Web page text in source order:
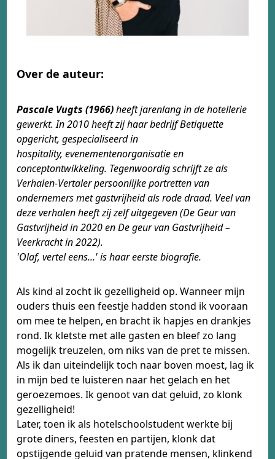
Over de auteur:
Pascale Vugts (1966)heeft jarenlang in de hotellerie
gewerkt. In 2010 heeft zij haar bedrijf Betiquette
opgericht, gespecialiseerd in
hospitality, evenementenorganisatie en
conceptontwikkeling. Tegenwoordig schrijft ze als
Verhalen-Vertaler persoonlijke portretten van
ondernemers met gastvrijheid als rode draad. Veel van
deze verhalen heeft zij zelf uitgegeven (De Geur van
Gastvrijheid in 2020 en De geur van Gastvrijheid –
Veerkracht in 2022).
'Olaf, vertel eens...' is haar eerste biografie.
Als kind al zocht ik gezelligheid op. Wanneer mijn
ouders thuis een feestje hadden stond ik vooraan
om mee te helpen, en bracht ik hapjes en drankjes
rond. Ik kletste met alle gasten en bleef zo lang
mogelijk treuzelen, om niks van de pret te missen.
Als ik dan uiteindelijk toch naar boven moest, lag ik
in mijn bed te luisteren naar het gelach en het
geroezemoes. Ik genoot van dat geluid, zo klonk
gezelligheid!
Later, toen ik als hotelschoolstudent werkte bij
grote diners, feesten en partijen, klonk dat
opstijgende geluid van pratende mensen, klinkend